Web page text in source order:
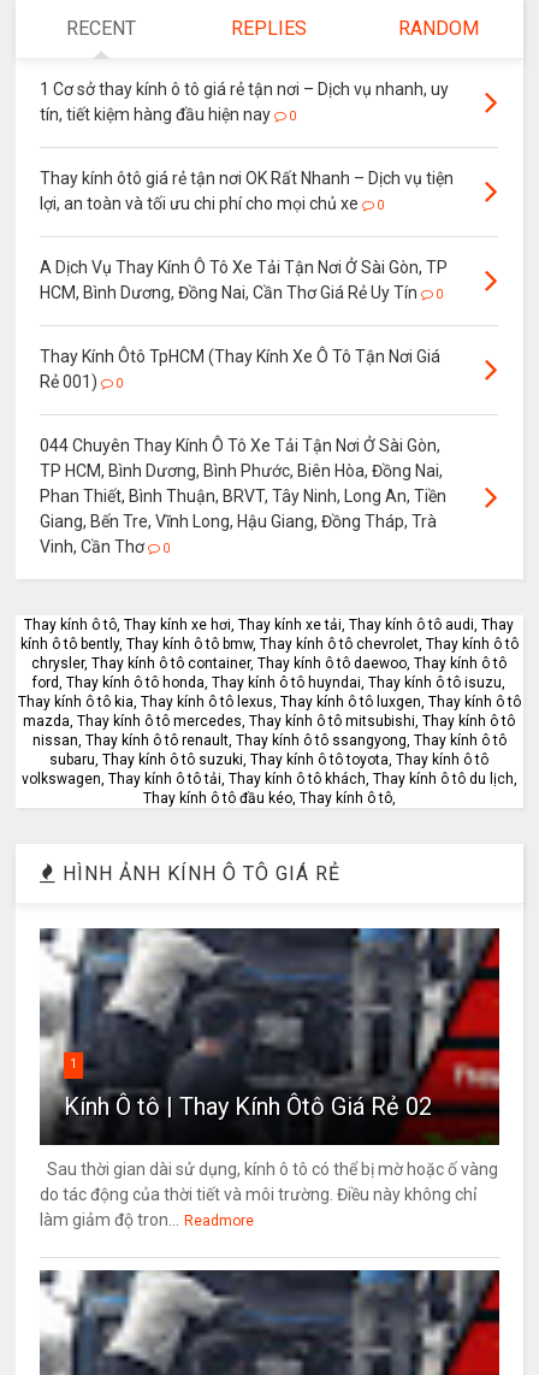
RECENT REPLIES RANDOM
1 Cơ sở thay kính ô tô giá rẻ tận nơi – Dịch vụ nhanh, uy
tín, tiết kiệm hàng đầu hiện nay
0
Thay kính ôtô giá rẻ tận nơi OK Rất Nhanh – Dịch vụ tiện
lợi, an toàn và tối ưu chi phí cho mọi chủ xe
0
A Dịch Vụ Thay Kính Ô Tô Xe Tải Tận Nơi Ở Sài Gòn, TP
HCM, Bình Dương, Đồng Nai, Cần Thơ Giá Rẻ Uy Tín
0
Thay Kính Ôtô TpHCM (Thay Kính Xe Ô Tô Tận Nơi Giá
Rẻ 001)
0
044 Chuyên Thay Kính Ô Tô Xe Tải Tận Nơi Ở Sài Gòn,
TP HCM, Bình Dương, Bình Phước, Biên Hòa, Đồng Nai,
Phan Thiết, Bình Thuận, BRVT, Tây Ninh, Long An, Tiền
Giang, Bến Tre, Vĩnh Long, Hậu Giang, Đồng Tháp, Trà
Vinh, Cần Thơ
0
Thay kính ô tô, Thay kính xe hơi, Thay kính xe tải, Thay kính ô tô audi, Thay
kính ô tô bently, Thay kính ô tô bmw, Thay kính ô tô chevrolet, Thay kính ô tô
chrysler, Thay kính ô tô container, Thay kính ô tô daewoo, Thay kính ô tô
ford, Thay kính ô tô honda, Thay kính ô tô huyndai, Thay kính ô tô isuzu,
Thay kính ô tô kia, Thay kính ô tô lexus, Thay kính ô tô luxgen, Thay kính ô tô
mazda, Thay kính ô tô mercedes, Thay kính ô tô mitsubishi, Thay kính ô tô
nissan, Thay kính ô tô renault, Thay kính ô tô ssangyong, Thay kính ô tô
subaru, Thay kính ô tô suzuki, Thay kính ô tô toyota, Thay kính ô tô
volkswagen, Thay kính ô tô tải, Thay kính ô tô khách, Thay kính ô tô du lịch,
Thay kính ô tô đầu kéo, Thay kính ô tô,
HÌNH ẢNH KÍNH Ô TÔ GIÁ RẺ
1
Kính Ô tô | Thay Kính Ôtô Giá Rẻ 02
Sau thời gian dài sử dụng, kính ô tô có thể bị mờ hoặc ố vàng
do tác động của thời tiết và môi trường. Điều này không chỉ
làm giảm độ tron... Readmore